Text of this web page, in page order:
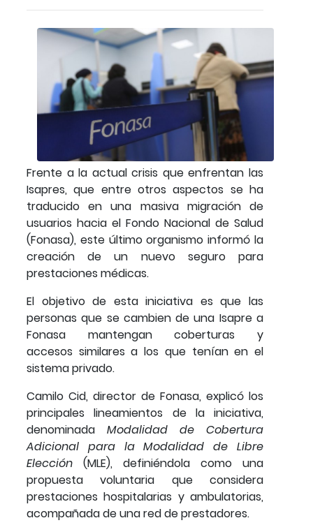
Frente a la actual crisis que enfrentan las
Isapres, que entre otros aspectos se ha
traducido en una masiva migración de
usuarios hacia el Fondo Nacional de Salud
(Fonasa), este último organismo informó la
creación de un nuevo seguro para
prestaciones médicas.
El objetivo de esta iniciativa es que las
personas que se cambien de una Isapre a
Fonasa mantengan coberturas y
accesos similares a los que tenían en el
sistema privado.
Camilo Cid, director de Fonasa, explicó los
principales lineamientos de la iniciativa,
denominada Modalidad de Cobertura
Adicional para la Modalidad de Libre
Elección (MLE), definiéndola como una
propuesta voluntaria que considera
prestaciones hospitalarias y ambulatorias,
acompañada de una red de prestadores.